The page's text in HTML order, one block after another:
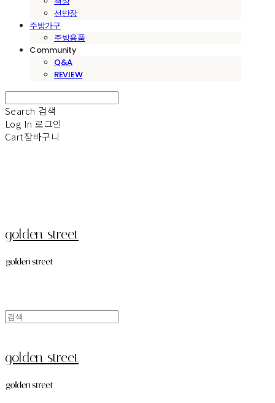
선반장
주방가구
주방용품
Community
Q&A
REVIEW
Search 검색
Log In 로그인
Cart장바구니
golden street
golden street